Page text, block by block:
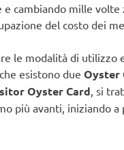
e cambiando mille volte
del costo dei
le modalità di utilizzo
esistono due Oyster
Oyster Card, si
più avanti, iniziando a